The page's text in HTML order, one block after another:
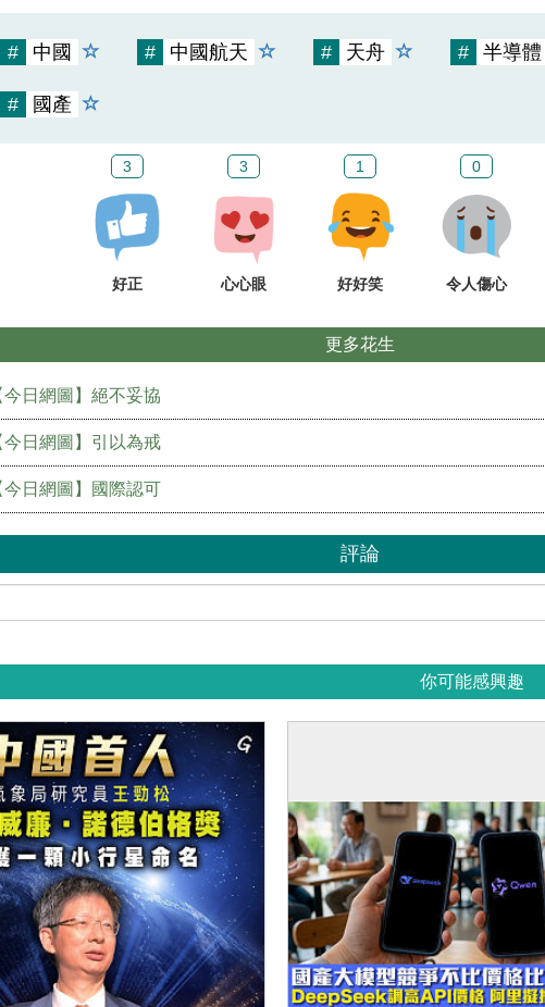
# 中國 # 中國航天 # 天舟 # 半導體
# 國產
3
好正
3
心心眼
1
好好笑
0
令人傷心
更多花生
今日網圖】絕不妥協
今日網圖】引以為戒
今日網圖】國際認可
評論
你可能感興趣